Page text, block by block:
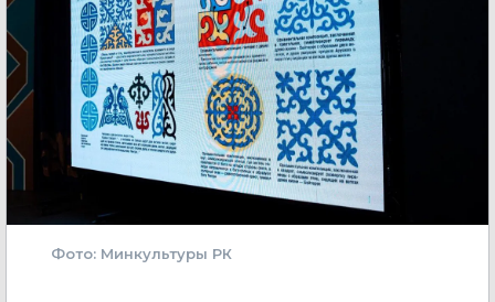
Фото: Минкультуры РК